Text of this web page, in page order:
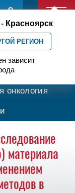
Красноярск
РЕГИОН
зависит
терапия
онкология
материала
в